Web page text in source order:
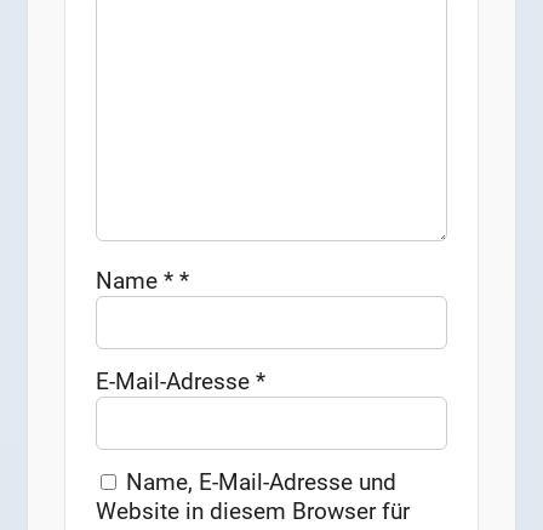
Name* *
E-Mail-Adresse*
Name, E-Mail-Adresse und
Website in diesem Browser für